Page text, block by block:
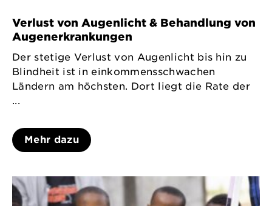
Verlust von Augenlicht & Behandlung von
Augenerkrankungen
Der stetige Verlust von Augenlicht bis hin zu
Blindheit ist in einkommensschwachen
Ländern am höchsten. Dort liegt die Rate der
...
Mehr dazu